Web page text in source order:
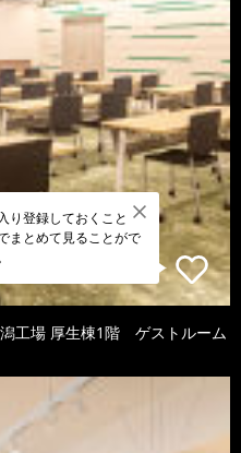
り登録しておくこと
まとめて見ることがで
工場 厚生棟1階 ゲストルーム